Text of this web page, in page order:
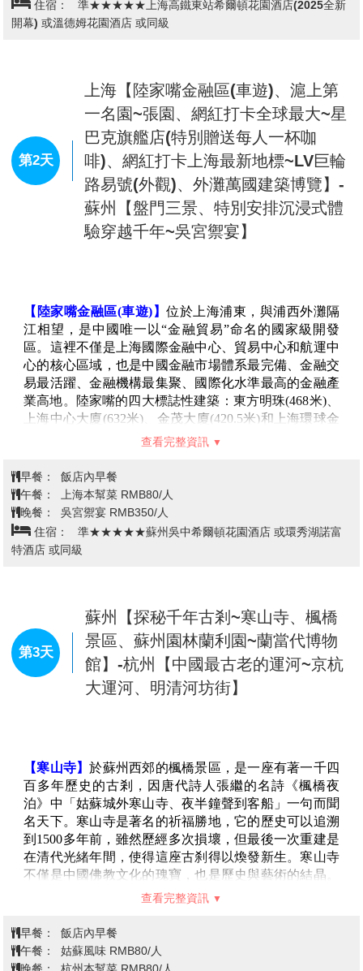
第1天 桃園/上海
今日帶著愉快雀躍的心情於桃園國際機場，搭乘豪華客
機飛往
【上海】。抵達上海後，由熱情專業的導遊接待
前往酒店。
【上海】
簡稱滬，是中華人民共和國直轄市，是國家中
心城市、上海大都市圈核心城市、中國歷史文化名城、
世界一線城市，以及中國最大的國際經濟中心和重要的
國際金融中心。上海總面積6340.5平方千米，下轄16個
區、106個鎮。上海是一座充滿著東方魅力與現代氣息
晚餐： 機上簡餐/點心 生煎包+水果(每人1份)
住宿：
準★★★★★上海高鐵東站希爾頓花園酒店(2025全新
開幕) 或溫德姆花園酒店 或同級
第2天
上海【陸家嘴金融區(車遊)、滬上第
一名園~張園、網紅打卡全球最大~星
巴克旗艦店(特別贈送每人一杯咖
啡)、網紅打卡上海最新地標~LV巨輪
路易號(外觀)、外灘萬國建築博覽】-
蘇州【盤門三景、特別安排沉浸式體
【陸家嘴金融區(車遊)】 位於上海浦東，與浦西外灘隔
江相望，是中國唯一以“金融貿易”命名的國家級開發
區。這裡不僅是上海國際金融中心、貿易中心和航運中
心的核心區域，也是中國金融市場體系最完備、金融交
融中心(492米)。
【滬上第一名園-張園】 起名為“張氏味蓴園”，俗稱張家
花園，被譽為“滬上第一名園”。地處上海市中心的張
園，至今已有 140 年的歷史，是上海現存規模最大、保
存最完整、建築風格最豐富的石庫門建築群，不僅僅是
海派建築的縮影，更是老上海繁茂與熱血的見證。隨著
時間的推移，張園失去了往日的風光，成為了無數平民
百姓的家。如今，張園作為一處有歷史紀念意義的場
處耀眼的打卡地。這座融合了海派文化與國際時尚、傳
統與現代的石庫門街區，承載著上海城市文化的記憶，
展現了上海建築風格和工藝的形成，折射出上海都市生
查看完整資訊
早餐：
飯店內早餐
午餐：
上海本幫菜 RMB80/人
晚餐： 吳宮禦宴 RMB350/人
住宿： 準★★★★★蘇州吳中希爾頓花園酒店 或環秀湖諾富
特酒店 或同級
蘇州【探秘千年古剎~寒山寺、楓橋